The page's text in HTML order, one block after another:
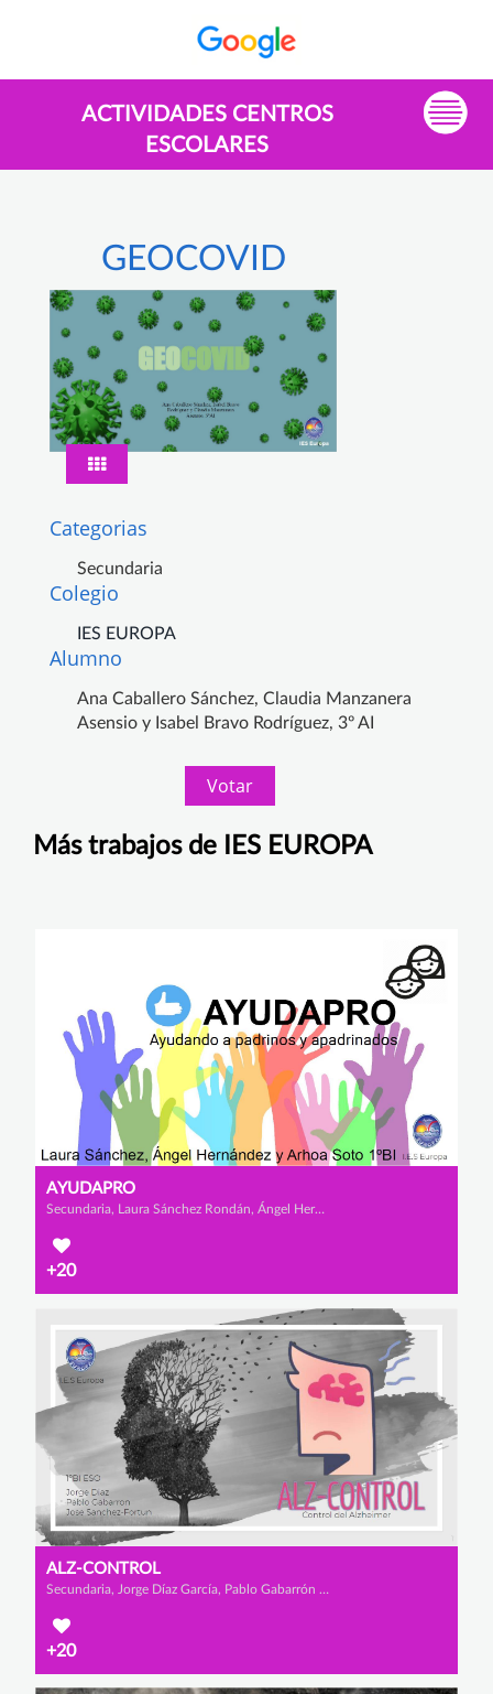
ACTIVIDADES CENTROS
ESCOLARES
GEOCOVID
Categorias
Secundaria
Colegio
IES EUROPA
Alumno
Ana Caballero Sánchez, Claudia Manzanera
Asensio y Isabel Bravo Rodríguez, 3º AI
Votar
Más trabajos de IES EUROPA
AYUDAPRO
Secundaria, Laura Sánchez Rondán, Ángel Hernández Asensio y Arhoa Soto Jordán
+20
ALZ-CONTROL
Secundaria, Jorge Díaz García, Pablo Gabarrón Hernández y José Sánchez Fortún
+20